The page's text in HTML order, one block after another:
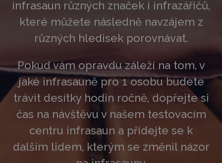
infrasaun různých značek i infrazářičů,
které můžete následně navzájem z
různých hledisek porovnávat.
Pokud vám opravdu záleží na tom, v
jaké infrasauně pro 1 osobu budete
trávit desítky hodin ročně, dopřejte si
čas na návštěvu v našem testovacím
centru infrasaun a přidejte se k
dalším lidem, kterým se změnil názor